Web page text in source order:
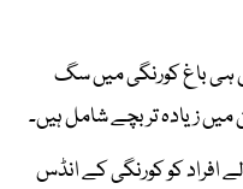
ہی باغ کورنگی میں سگ
افراد کو کورنگی کے انڈس